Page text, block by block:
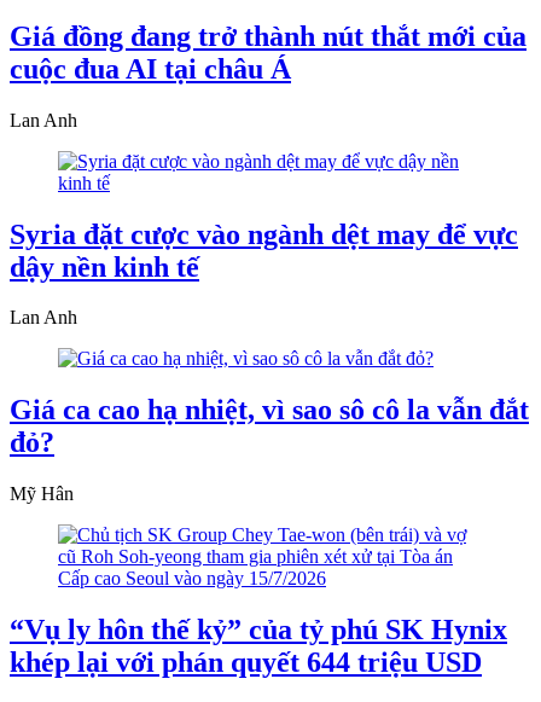
Giá đồng đang trở thành nút thắt mới của
cuộc đua AI tại châu Á
Lan Anh
Syria đặt cược vào ngành dệt may để vực
dậy nền kinh tế
Lan Anh
Giá ca cao hạ nhiệt, vì sao sô cô la vẫn đắt
đỏ?
Mỹ Hân
“Vụ ly hôn thế kỷ” của tỷ phú SK Hynix
khép lại với phán quyết 644 triệu USD